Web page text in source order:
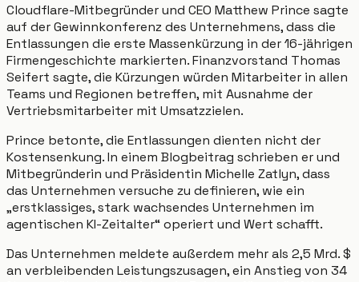
Cloudflare-Mitbegründer und CEO Matthew Prince sagte
auf der Gewinnkonferenz des Unternehmens, dass die
Entlassungen die erste Massenkürzung in der 16-jährigen
Firmengeschichte markierten. Finanzvorstand Thomas
Seifert sagte, die Kürzungen würden Mitarbeiter in allen
Teams und Regionen betreffen, mit Ausnahme der
Vertriebsmitarbeiter mit Umsatzzielen.
Prince betonte, die Entlassungen dienten nicht der
Kostensenkung. In einem Blogbeitrag schrieben er und
Mitbegründerin und Präsidentin Michelle Zatlyn, dass
das Unternehmen versuche zu definieren, wie ein
„erstklassiges, stark wachsendes Unternehmen im
agentischen KI-Zeitalter“ operiert und Wert schafft.
Das Unternehmen meldete außerdem mehr als 2,5 Mrd. $
an verbleibenden Leistungszusagen, ein Anstieg von 34